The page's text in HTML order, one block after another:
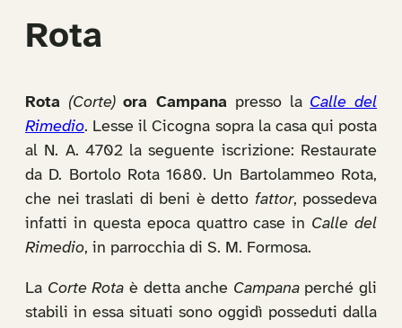
Rota
Rota (Corte) ora Campana presso la Calle del
Rimedio. Lesse il Cicogna sopra la casa qui posta
al N. A. 4702 la seguente iscrizione: Restaurate
da D. Bortolo Rota 1680. Un Bartolammeo Rota,
che nei traslati di beni è detto fattor, possedeva
infatti in questa epoca quattro case in Calle del
Rimedio, in parrocchia di S. M. Formosa.
La Corte Rota è detta anche Campanaperché gli
stabili in essa situati sono oggidì posseduti dalla